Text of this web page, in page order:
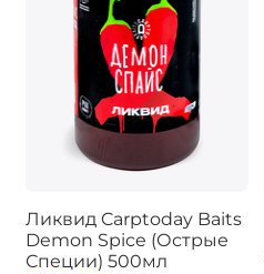
Ликвид Carptoday Baits
Demon Spice (Острые
Специи) 500мл